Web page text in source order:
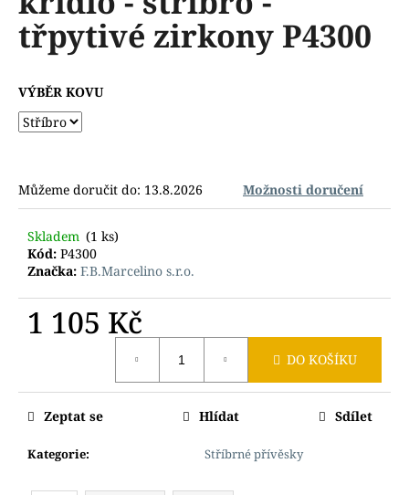
z
5
hvězdiček.
třpytivé zirkony P4300
VÝBĚR KOVU
Můžeme doručit do: 13.8.2026 Možnosti doručení
Skladem (1 ks)
Kód: P4300
Značka: F.B.Marcelino s.r.o.
1 105 Kč
DO KOŠÍKU
Kategorie: Stříbrné přívěsky
Zeptat se Hlídat Sdílet
u
j
m
e